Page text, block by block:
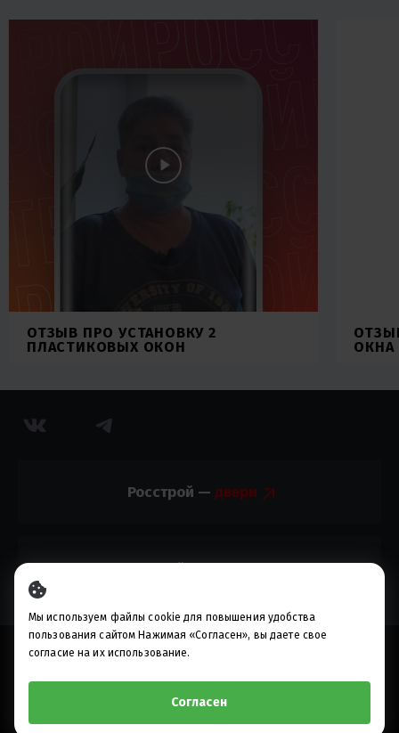
ОТЗЫВ ПРО УСТАНОВКУ 2
ПЛАСТИКОВЫХ ОКОН
ОКНА
Росстрой —
Росстрой —
© 2010-2023, ИП Разуваев М.В.
являются публичной офертой
Разработка, реклама и развитие сайта -Perspektiva
Мы используем файлы cookie для повышения удобства
пользования сайтом Нажимая «Согласен», вы даете свое
согласие на их использование.
Согласен